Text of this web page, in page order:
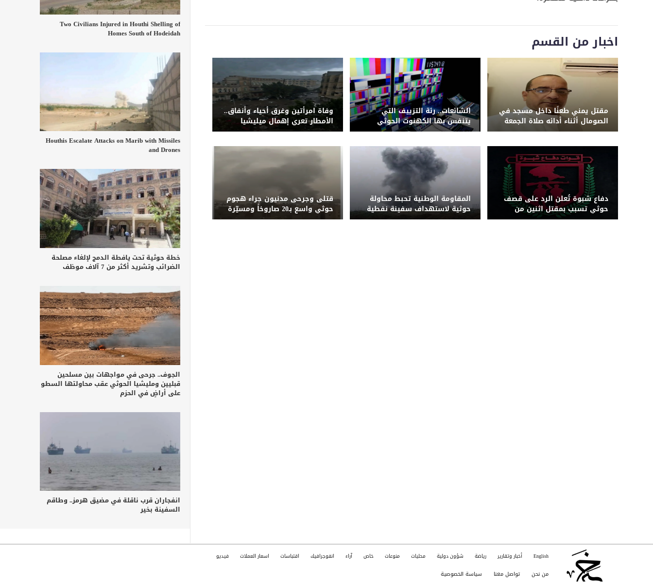
اخبار من القسم
مقتل يمني طعنًا داخل مسجد في
الصومال أثناء أدائه صلاة الجمعة
الشائعات.. رئة التزييف التي
يتنفس بها الكهنوت الحوثي
وفاة امرأتين وغرق أحياء وأنفاق..
الأمطار تعري إهمال ميليشيا
الحوثي لشبكة التصريف بصنعاء
دفاع شبوة تُعلن الرد على قصف
حوثي تسبب بمقتل اثنين من
قواتها بجبهة حريب
المقاومة الوطنية تحبط محاولة
حوثية لاستهداف سفينة نفطية
بزورق مفخخ قبالة المخا
قتلى وجرحى مدنيون جراء هجوم
حوثي واسع بـ20 صاروخاً ومسيّرة
على مأرب وشبوة
Two Civilians Injured in Houthi Shelling of
Homes South of Hodeidah
Houthis Escalate Attacks on Marib with Missiles
and Drones
خطة حوثية تحت يافطة الدمج لإلغاء مصلحة
الضرائب وتشريد أكثر من 7 آلاف موظف
الجوف.. جرحى في مواجهات بين مسلحين
قبليين ومليشيا الحوثي عقب محاولتها السطو
على أراضٍ في الحزم
انفجاران قرب ناقلة في مضيق هرمز.. وطاقم
السفينة بخير
English أخبار وتقارير رياضة شؤون دولية محليات منوعات خاص آراء انفوجرافيك اقتباسات اسعار العملات فيديو
من نحن تواصل معنا سياسة الخصوصية